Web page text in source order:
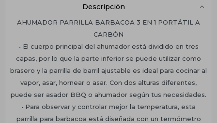
Descripción
AHUMADOR PARRILLA BARBACOA 3 EN 1 PORTÁTIL A
CARBÓN
• El cuerpo principal del ahumador está dividido en tres
capas, por lo que la parte inferior se puede utilizar como
brasero y la parrilla de barril ajustable es ideal para cocinar al
vapor, asar, hornear o asar. Con dos alturas diferentes,
puede ser asador BBQ o ahumador según tus necesidades.
• Para observar y controlar mejor la temperatura, esta
parrilla para barbacoa está diseñada con un termómetro